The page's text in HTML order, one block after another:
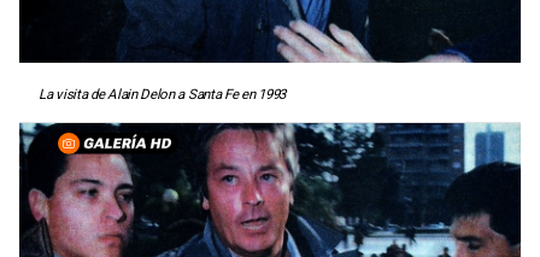
La visita de Alain Delon a Santa Fe en 1993